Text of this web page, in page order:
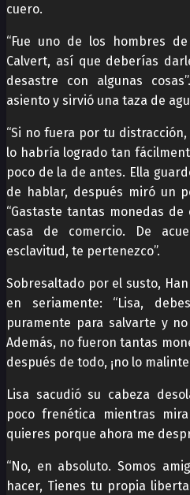
cuero.
“Fue uno de los hombres
Calvert, así que deberías
desastre con algunas
asiento y sirvió una taza de
“Si no fuera por tu
lo habría logrado tan
poco de la de antes. Ella
de hablar, después miró un
“Gastaste tantas monedas
casa de comercio. De
esclavitud, te pertenezco”.
Sobresaltado por el susto,
en seriamente: “Lisa,
puramente para salvarte y
Además, no fueron tantas
después de todo, ¡no lo
Lisa sacudió su cabeza
poco frenética mientras
quieres porque ahora me
“No, en absoluto. Somos
hacer, Tienes tu propia